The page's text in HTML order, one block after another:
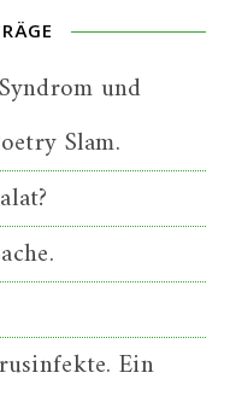
und
Slam.
Ein